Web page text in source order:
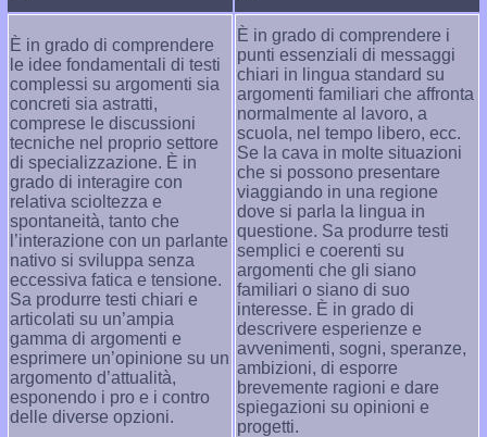
È in grado di comprendere
le idee fondamentali di testi
complessi su argomenti sia
concreti sia astratti,
comprese le discussioni
tecniche nel proprio settore
di specializzazione. È in
grado di interagire con
relativa scioltezza e
spontaneità, tanto che
l’interazione con un parlante
nativo si sviluppa senza
eccessiva fatica e tensione.
Sa produrre testi chiari e
articolati su un’ampia
gamma di argomenti e
esprimere un’opinione su un
argomento d’attualità,
esponendo i pro e i contro
delle diverse opzioni.
È in grado di comprendere i
punti essenziali di messaggi
chiari in lingua standard su
argomenti familiari che affronta
normalmente al lavoro, a
scuola, nel tempo libero, ecc.
Se la cava in molte situazioni
che si possono presentare
viaggiando in una regione
dove si parla la lingua in
questione. Sa produrre testi
semplici e coerenti su
argomenti che gli siano
familiari o siano di suo
interesse. È in grado di
descrivere esperienze e
avvenimenti, sogni, speranze,
ambizioni, di esporre
brevemente ragioni e dare
spiegazioni su opinioni e
progetti.